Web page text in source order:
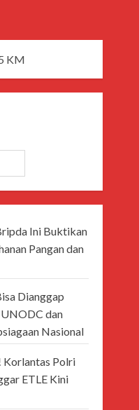
KM
Ini Buktikan
Pangan dan
Dianggap
dan
Nasional
Korlantas Polri
ETLE Kini